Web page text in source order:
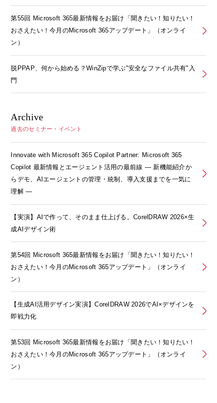
第55回 Microsoft 365最新情報をお届け「聞きたい！知りたい！
おさえたい！今月のMicrosoft 365アップデート」（オンライ
ン）
脱PPAP、何から始める？WinZipで学ぶ"安全なファイル共有"入
門
Archive
過去のセミナー・イベント
Innovate with Microsoft 365 Copilot Partner: Microsoft 365
Copilot 最新情報とエージェント活用の最前線 ― 新機能紹介か
らデモ、AIエージェントの管理・統制、導入支援までを一気に
理解 ―
【実演】AIで作って、そのまま仕上げる。CorelDRAW 2026×生
成AIデザイン術
第54回 Microsoft 365最新情報をお届け「聞きたい！知りたい！
おさえたい！今月のMicrosoft 365アップデート」（オンライ
ン）
【生成AI活用デザイン実演】CorelDRAW 2026でAI×デザインを
即戦力化
第53回 Microsoft 365最新情報をお届け「聞きたい！知りたい！
おさえたい！今月のMicrosoft 365アップデート」（オンライ
ン）